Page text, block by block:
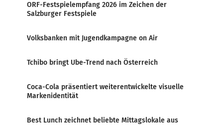
ORF-Festspielempfang 2026 im Zeichen der
Salzburger Festspiele
Volksbanken mit Jugendkampagne on Air
Tchibo bringt Ube-Trend nach Österreich
Coca-Cola präsentiert weiterentwickelte visuelle
Markenidentität
Best Lunch zeichnet beliebte Mittagslokale aus